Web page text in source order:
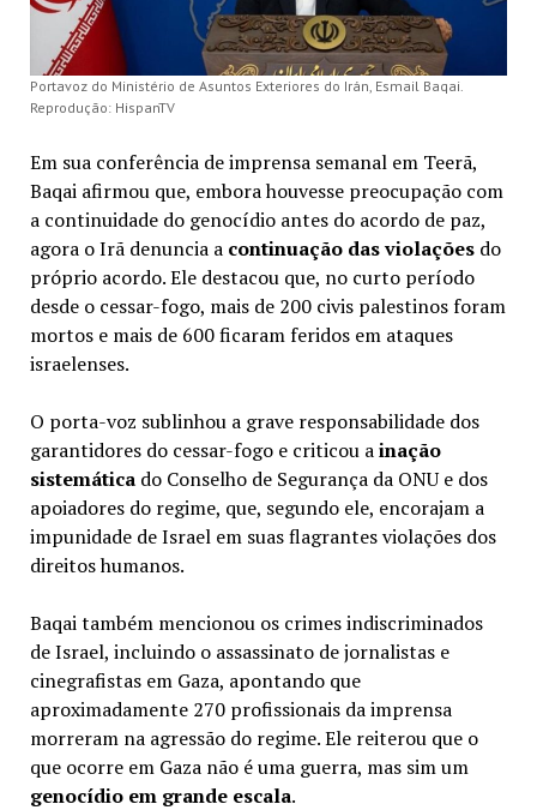
Portavoz do Ministério de Asuntos Exteriores do Irán, Esmail Baqai.
Reprodução: HispanTV
Em sua conferência de imprensa semanal em Teerã,
Baqai afirmou que, embora houvesse preocupação com
a continuidade do genocídio antes do acordo de paz,
agora o Irã denuncia a continuação das violaçõesdo
próprio acordo. Ele destacou que, no curto período
desde o cessar-fogo, mais de 200 civis palestinos foram
mortos e mais de 600 ficaram feridos em ataques
israelenses.
O porta-voz sublinhou a grave responsabilidade dos
garantidores do cessar-fogo e criticou ainação
sistemáticado Conselho de Segurança da ONU e dos
apoiadores do regime, que, segundo ele, encorajam a
impunidade de Israel em suas flagrantes violações dos
direitos humanos.
Baqai também mencionou os crimes indiscriminados
de Israel, incluindo o assassinato de jornalistas e
cinegrafistas em Gaza, apontando que
aproximadamente 270 profissionais da imprensa
morreram na agressão do regime. Ele reiterou que o
que ocorre em Gaza não é uma guerra, mas sim um
genocídio em grande escala.